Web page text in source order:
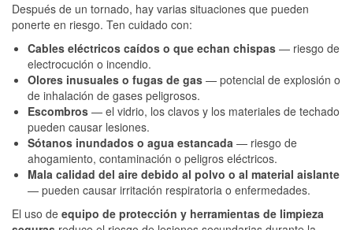
Después de un tornado, hay varias situaciones que pueden
ponerte en riesgo. Ten cuidado con:
Cables eléctricos caídos o que echan chispas — riesgo de
electrocución o incendio.
Olores inusuales o fugas de gas — potencial de explosión o
de inhalación de gases peligrosos.
Escombros — el vidrio, los clavos y los materiales de techado
pueden causar lesiones.
Sótanos inundados o agua estancada — riesgo de
ahogamiento, contaminación o peligros eléctricos.
Mala calidad del aire debido al polvo o al material aislante
— pueden causar irritación respiratoria o enfermedades.
El uso de equipo de protección y herramientas de limpieza